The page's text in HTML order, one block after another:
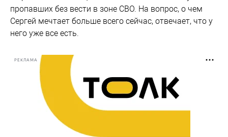
пропавших без вести в зоне СВО. На вопрос, о чем
Сергей мечтает больше всего сейчас, отвечает, что у
него уже все есть.
РЕКЛАМА